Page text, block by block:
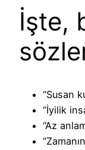
İşte,
“Susan
“İyilik
“Az